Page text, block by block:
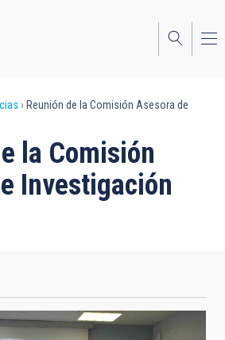
Reunión de la Comisión Asesora de
la Comisión
Investigación